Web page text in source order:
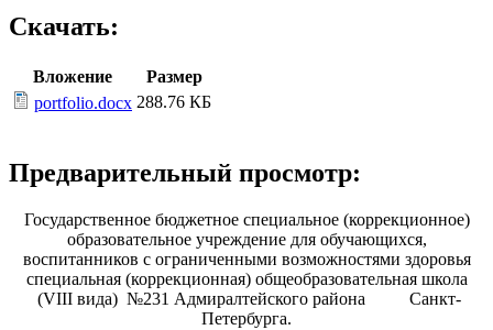
Скачать:
Вложение
Размер
portfolio.docx 288.76 КБ
Предварительный просмотр:
Государственное бюджетное специальное (коррекционное)
образовательное учреждение для обучающихся,
воспитанников с ограниченными возможностями здоровья
специальная (коррекционная) общеобразовательная школа
(VIII вида) №231 Адмиралтейского района Санкт-
Петербурга.